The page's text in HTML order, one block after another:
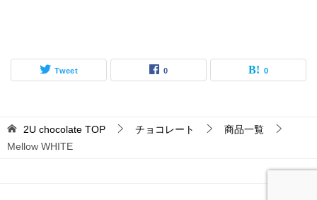
Tweet 0 0
2U chocolate TOP チョコレート
商品一覧
Mellow WHITE